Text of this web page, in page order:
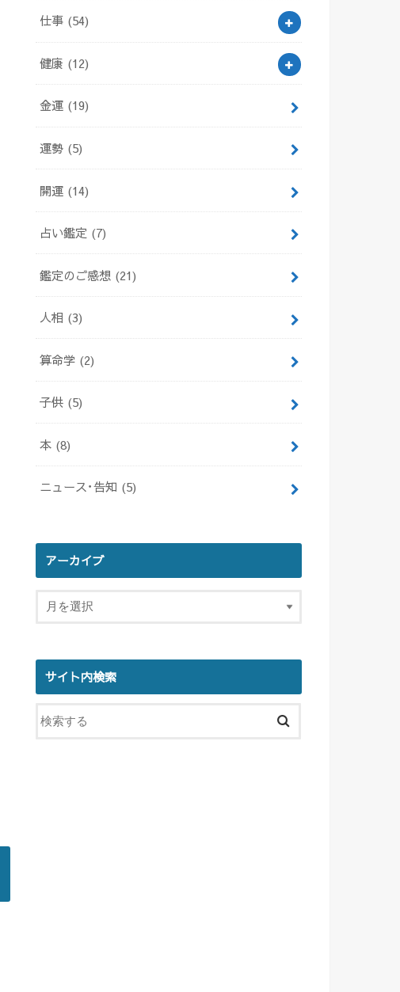
仕事 (54)
健康 (12)
金運 (19)
運勢 (5)
開運 (14)
占い鑑定 (7)
鑑定のご感想 (21)
人相 (3)
算命学 (2)
子供 (5)
本 (8)
ニュース･告知 (5)
アーカイブ
サイト内検索